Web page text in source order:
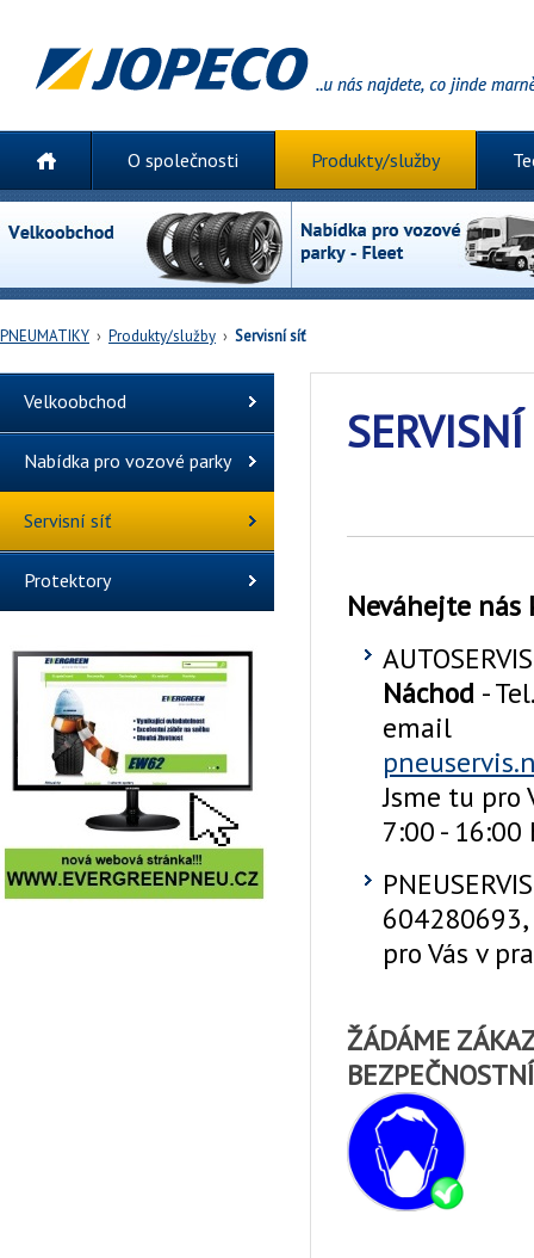
O společnosti Produkty/služby
PNEUMATIKY › Produkty/služby › Servisní síť
Neváhejte
Náchod -
email
Jsme tu pro
7:00 - 16:00
pro Vás v
ŽÁDÁME
Velkoobchod
Nabídka pro vozové parky
Servisní síť
Protektory